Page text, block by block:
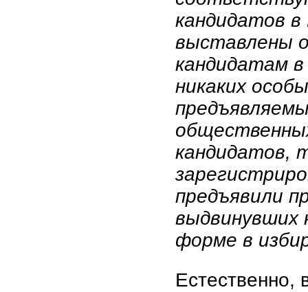
кандидатов
выставлены
кандидатам
никаких
кандидатов,
предъявили
выдвинувших
форме в
Естественно,